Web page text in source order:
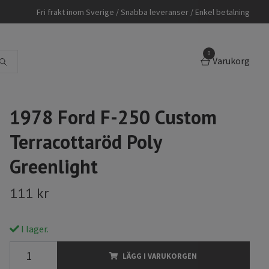
Fri frakt inom Sverige / Snabba leveranser / Enkel betalning
0
Varukorg
1978 Ford F-250 Custom
Terracottaröd Poly
Greenlight
111 kr
I lager.
LÄGG I VARUKORGEN